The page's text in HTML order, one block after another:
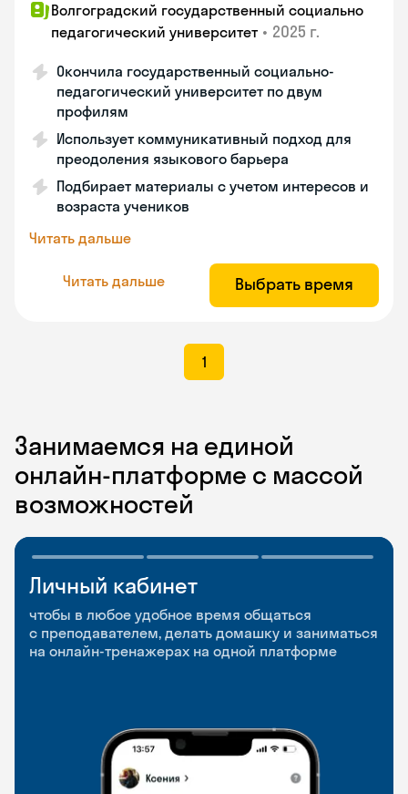
Волгоградский государственный социально
педагогический университет • 2025 г.
Окончила государственный социально-
педагогический университет по двум
профилям
Использует коммуникативный подход для
преодоления языкового барьера
Подбирает материалы с учетом интересов и
возраста учеников
Читать дальше
Читать дальше Выбрать время
1
Занимаемся на единой
онлайн-платформе с массой
возможностей
Личный кабинет
чтобы в любое удобное время общаться
с преподавателем, делать домашку и заниматься
на онлайн-тренажерах на одной платформе
Мобильное
приложение
чтобы заниматься и изучать новые слова где
и когда удобно
Разговорные клубы
и Talks
Групповые занятия для разговорной практики
и индивидуальные встречи с преподавателями